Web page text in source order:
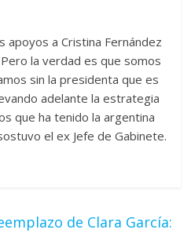
apoyos a Cristina Fernández
la verdad es que somos
sin la presidenta que es
adelante la estrategia
que ha tenido la argentina
el ex Jefe de Gabinete.
de Clara García: